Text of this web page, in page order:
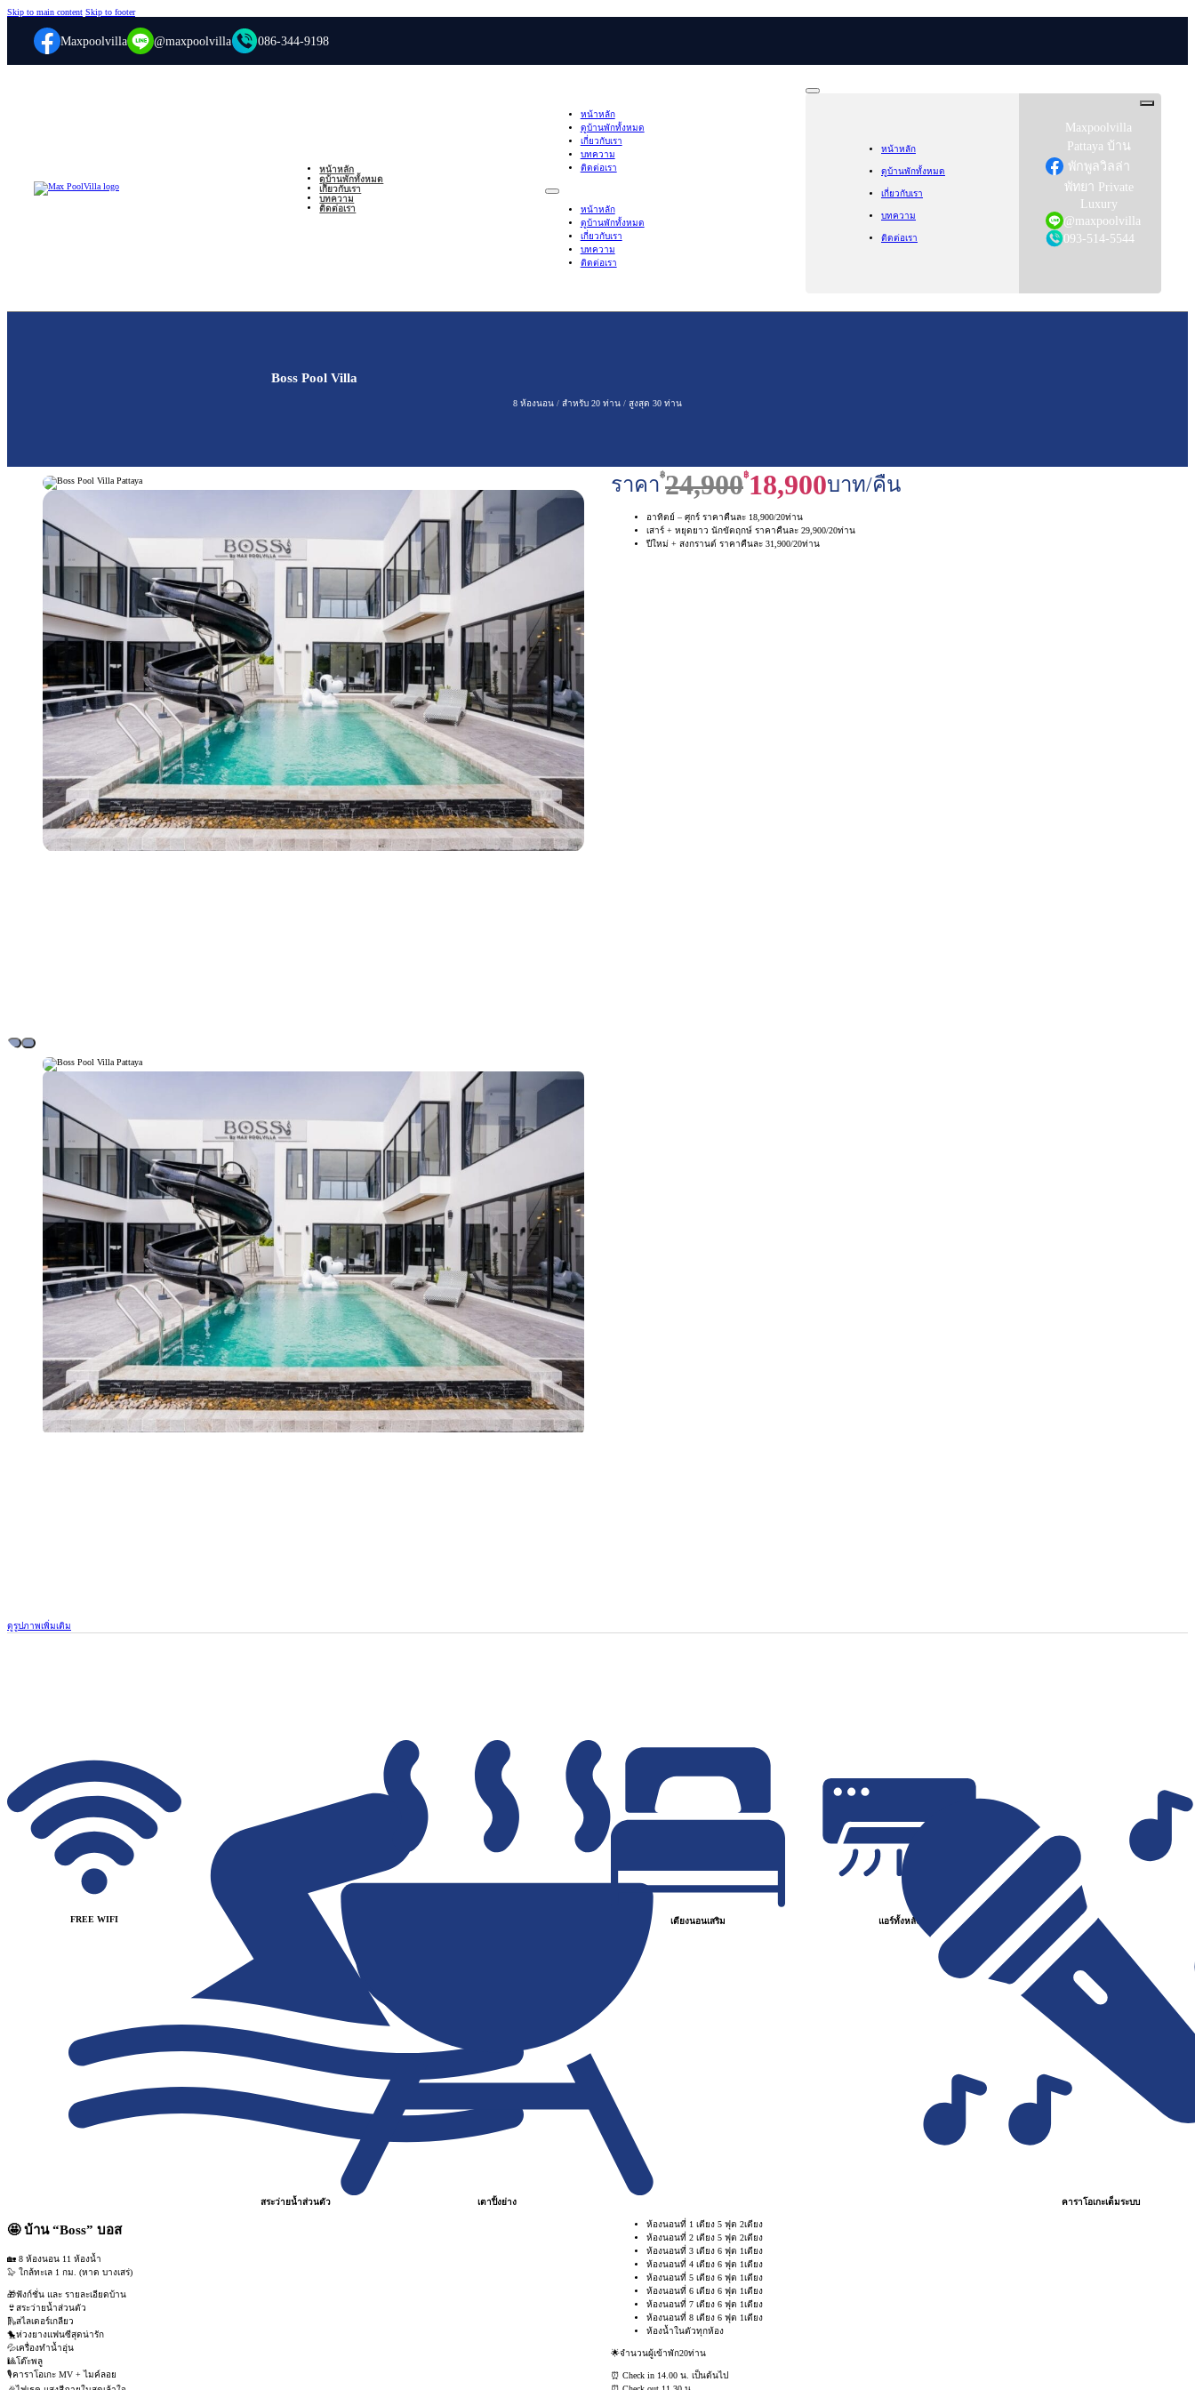
Skip to main content Skip to footer
Maxpoolvilla @maxpoolvilla 086-344-9198
หน้าหลัก
ดูบ้านพักทั้งหมด
เกี่ยวกับเรา
บทความ
ติดต่อเรา
หน้าหลัก
ดูบ้านพักทั้งหมด
เกี่ยวกับเรา
บทความ
ติดต่อเรา
หน้าหลัก
ดูบ้านพักทั้งหมด
เกี่ยวกับเรา
บทความ
ติดต่อเรา
หน้าหลัก
ดูบ้านพักทั้งหมด
เกี่ยวกับเรา
บทความ
ติดต่อเรา
Maxpoolvilla
Pattaya บ้าน
พักพูลวิลล่า
พัทยา Private
Luxury
@maxpoolvilla
093-514-5544
close
Boss Pool Villa
8 ห้องนอน / สำหรับ 20 ท่าน / สูงสุด 30 ท่าน
ดูรูปภาพเพิ่มเติม
ราคา฿24,900฿18,900บาท/คืน
อาทิตย์ – ศุกร์ ราคาคืนละ 18,900/20ท่าน
เสาร์ + หยุดยาว นักขัตฤกษ์ ราคาคืนละ 29,900/20ท่าน
ปีใหม่ + สงกรานต์ ราคาคืนละ 31,900/20ท่าน
FREE WIFI
สระว่ายน้ำส่วนตัว เตาปิ้งย่าง
เตียงนอนเสริม แอร์ทั้งหลัง
คาราโอเกะเต็มระบบ
🤩 บ้าน “Boss” บอส
🏡 8 ห้องนอน 11 ห้องน้ำ
🦭 ใกล้ทะเล 1 กม. (หาด บางเสร่)
🎁ฟังก์ชั่น และ รายละเอียดบ้าน
👙สระว่ายน้ำส่วนตัว
🛝สไลเดอร์เกลียว
🐤ห่วงยางแฟนซีสุดน่ารัก
💦เครื่องทำน้ำอุ่น
🎱โต๊ะพลู
🎙️คาราโอเกะ MV + ไมค์ลอย
ห้องนอนที่ 1 เตียง 5 ฟุต 2เตียง
ห้องนอนที่ 2 เตียง 5 ฟุต 2เตียง
ห้องนอนที่ 3 เตียง 6 ฟุต 1เตียง
ห้องนอนที่ 4 เตียง 6 ฟุต 1เตียง
ห้องนอนที่ 5 เตียง 6 ฟุต 1เตียง
ห้องนอนที่ 6 เตียง 6 ฟุต 1เตียง
ห้องนอนที่ 7 เตียง 6 ฟุต 1เตียง
ห้องนอนที่ 8 เตียง 6 ฟุต 1เตียง
ห้องน้ำในตัวทุกห้อง
🌟จำนวนผู้เข้าพัก20ท่าน
⏰ Check in 14.00 น. เป็นต้นไป